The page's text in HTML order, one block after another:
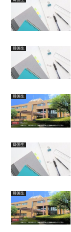
帰国生
帰国生
帰国生
帰国生